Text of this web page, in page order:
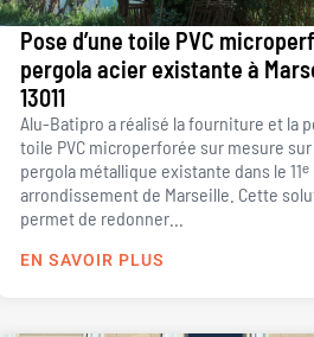
Pose d’une toile PVC
pergola acier existante à
13011
Alu-Batipro a réalisé la fourniture et la
toile PVC microperforée sur mesure
pergola métallique existante dans le 11ᵉ
arrondissement de Marseille. Cette
permet de redonner...
EN SAVOIR PLUS